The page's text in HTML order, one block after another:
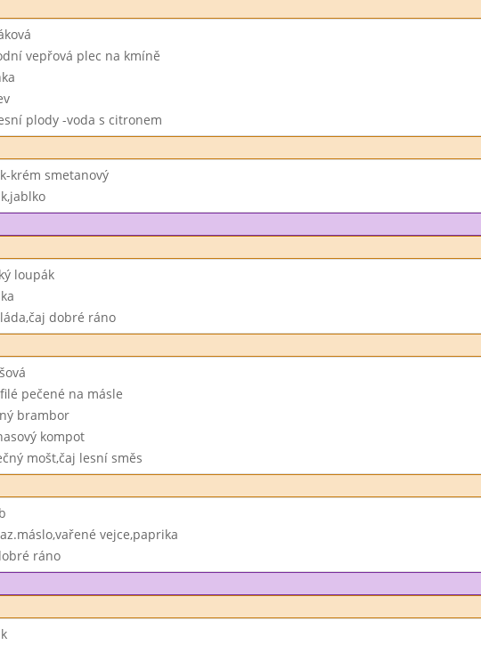
vepřová plec na kmíně
plody -voda s citronem
krém smetanový
loupák
dobré ráno
pečené na másle
brambor
kompot
mošt,čaj lesní směs
vejce,paprika
ráno